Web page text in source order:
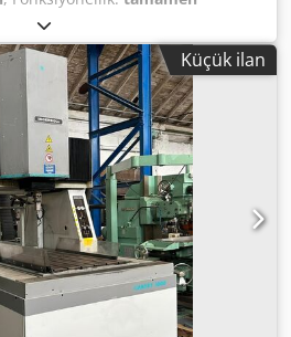
mesafesi:
, Z ekseni hareket mesafesi:450
2.000 kg, depo kapasitesi:
Eagle 800 Djdpfxjzgt Rme
mesafesi: x, y, z 550 x 850 x
Tec elektrot değiştirici: 20
mıknatıs: 400 x 200 mm C
söndürme sistemi uzaktan
~600/700 litre dielektrik sıvı
dokümantasyon makine
Küçük ilan